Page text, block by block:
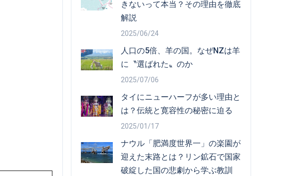
きないって本当？その理由を徹底
解説
2025/06/24
人口の5倍、羊の国。なぜNZは羊
に〝選ばれた〟のか
2025/07/06
タイにニューハーフが多い理由と
は？伝統と寛容性の秘密に迫る
2025/01/17
ナウル「肥満度世界一」の楽園が
迎えた末路とは？リン鉱石で国家
破綻した国の悲劇から学ぶ教訓